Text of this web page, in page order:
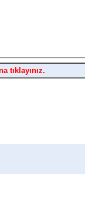
tıklayınız.